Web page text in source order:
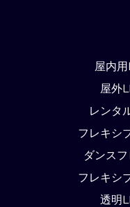
屋内
屋外
レンタ
フレキシ
ダンス
フレキシ
透明